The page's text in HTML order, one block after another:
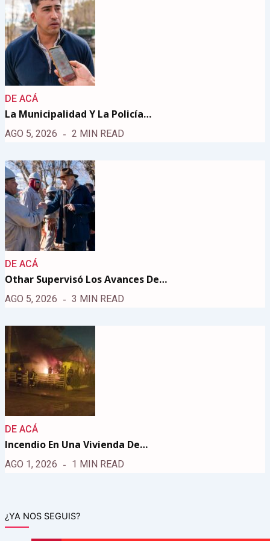
DE ACÁ
La Municipalidad Y La Policía…
AGO 5, 2026 2 MIN READ
DE ACÁ
Othar Supervisó Los Avances De…
AGO 5, 2026 3 MIN READ
DE ACÁ
Incendio En Una Vivienda De…
AGO 1, 2026 1 MIN READ
¿YA NOS SEGUIS?